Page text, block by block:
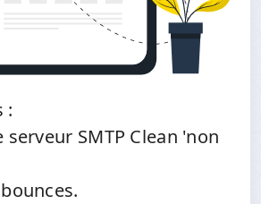
:
SMTP Clean 'non